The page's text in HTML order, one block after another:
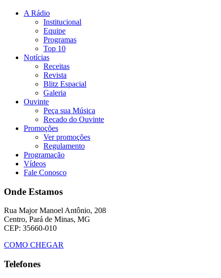
A Rádio
Institucional
Equipe
Programas
Top 10
Notícias
Receitas
Revista
Blitz Espacial
Galeria
Ouvinte
Peça sua Música
Recado do Ouvinte
Promoções
Ver promoções
Regulamento
Programação
Vídeos
Fale Conosco
Onde Estamos
Rua Major Manoel Antônio, 208
Centro, Pará de Minas, MG
CEP: 35660-010
COMO CHEGAR
Telefones